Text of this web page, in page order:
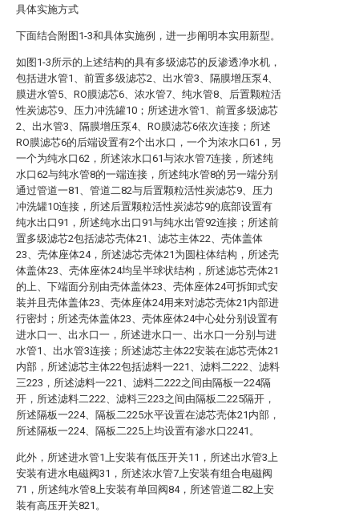
具体实施方式
下面结合附图1-3和具体实施例，进一步阐明本实用新型。
如图1-3所示的上述结构的具有多级滤芯的反渗透净水机，
包括进水管1、前置多级滤芯2、出水管3、隔膜增压泵4、
膜进水管5、RO膜滤芯6、浓水管7、纯水管8、后置颗粒活
性炭滤芯9、压力冲洗罐10；所述进水管1、前置多级滤芯
2、出水管3、隔膜增压泵4、RO膜滤芯6依次连接；所述
RO膜滤芯6的后端设置有2个出水口，一个为浓水口61，另
一个为纯水口62，所述浓水口61与浓水管7连接，所述纯
水口62与纯水管8的一端连接，所述纯水管8的另一端分别
通过管道一81、管道二82与后置颗粒活性炭滤芯9、压力
冲洗罐10连接，所述后置颗粒活性炭滤芯9的底部设置有
纯水出口91，所述纯水出口91与纯水出管92连接；所述前
置多级滤芯2包括滤芯壳体21、滤芯主体22、壳体盖体
23、壳体座体24，所述滤芯壳体21为圆柱体结构，所述壳
体盖体23、壳体座体24均呈半球状结构，所述滤芯壳体21
的上、下端面分别由壳体盖体23、壳体座体24可拆卸式安
装并且壳体盖体23、壳体座体24用来对滤芯壳体21内部进
行密封；所述壳体盖体23、壳体座体24中心处分别设置有
进水口一、出水口一，所述进水口一、出水口一分别与进
水管1、出水管3连接；所述滤芯主体22安装在滤芯壳体21
内部，所述滤芯主体22包括滤料一221、滤料二222、滤料
三223，所述滤料一221、滤料二222之间由隔板一224隔
开，所述滤料二222、滤料三223之间由隔板二225隔开，
所述隔板一224、隔板二225水平设置在滤芯壳体21内部，
所述隔板一224、隔板二225上均设置有渗水口2241。
此外，所述进水管1上安装有低压开关11，所述出水管3上
安装有进水电磁阀31，所述浓水管7上安装有组合电磁阀
71，所述纯水管8上安装有单回阀84，所述管道二82上安
装有高压开关821。